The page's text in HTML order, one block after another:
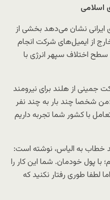
اسلامی
نشان می‌دهد بخشی از
از ایمیل‌های شرکت انجام
ظاهرا سطح اختلاف سپهر انرژی با
جمینی از هلند برای نیرومند
شخصا چند بار به چند نفر
با کشور شما تجربه داریم
خطاب به الیاس، نوشته است:
پول خودمان. شما این کار را
لطفا طوری رفتار نکنید که